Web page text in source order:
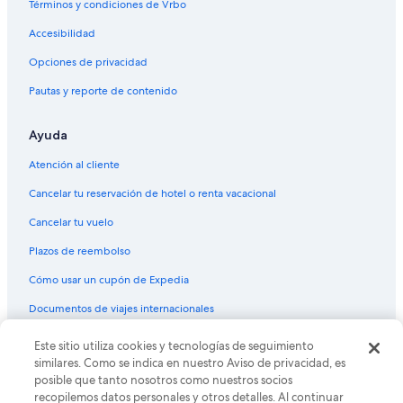
Vuelos de Lima (LIM) a Nueva York (JFK)
Vuelos de Laredo (LRD) a Nueva York (JFK)
Vuelos de Aeropuerto de Madrid-Adolfo Suárez Madrid Barajas
Vuelos de Kansas City (MCI) a Nueva York (JFK)
Vuelos de Orlando (MCO) a Nueva York (JFK)
Vuelos de Memphis (MEM) a Nueva York (JFK)
Vuelos de Nueva Orleans (MSY) a Nueva York (JFK)
Vuelos de Monterrey (MTY) a Nueva York (JFK)
Vuelos de Montevideo (MVD) a Nueva York (JFK)
Términos y condiciones de Vrbo
Accesibilidad
Opciones de privacidad
Pautas y reporte de contenido
Ayuda
Atención al cliente
Cancelar tu reservación de hotel o renta vacacional
Cancelar tu vuelo
Plazos de reembolso
Cómo usar un cupón de Expedia
Documentos de viajes internacionales
© 2026 Expedia, Inc., una empresa de Expedia Group. Todos los
derechos reservados. Expedia y el logo de Expedia son marcas
registradas o marcas comerciales de Expedia, Inc. CST# 2029030-50.
Este sitio utiliza cookies y tecnologías de seguimiento
similares. Como se indica en nuestro Aviso de privacidad, es
posible que tanto nosotros como nuestros socios
recopilemos datos personales y otros detalles. Al continuar